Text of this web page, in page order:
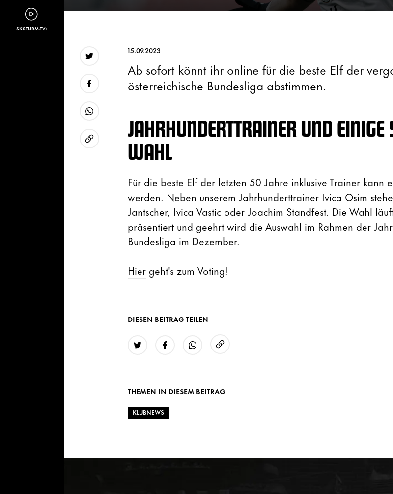
SKSTURM.TV+
URL kopieren
15.09.2023
Ab sofort könnt ihr online für die beste Elf der
österreichische Bundesliga abstimmen.
JAHRHUNDERTTRAINER UND EINIGE
WAHL
Für die beste Elf der letzten 50 Jahre inklusive Trainer kann
werden. Neben unserem Jahrhunderttrainer Ivica Osim
Jantscher, Ivica Vastic oder Joachim Standfest. Die Wahl
präsentiert und geehrt wird die Auswahl im Rahmen der
Bundesliga im Dezember.
Hiergeht's zum Voting!
DIESEN BEITRAG TEILEN
THEMEN IN DIESEM BEITRAG
KLUBNEWS